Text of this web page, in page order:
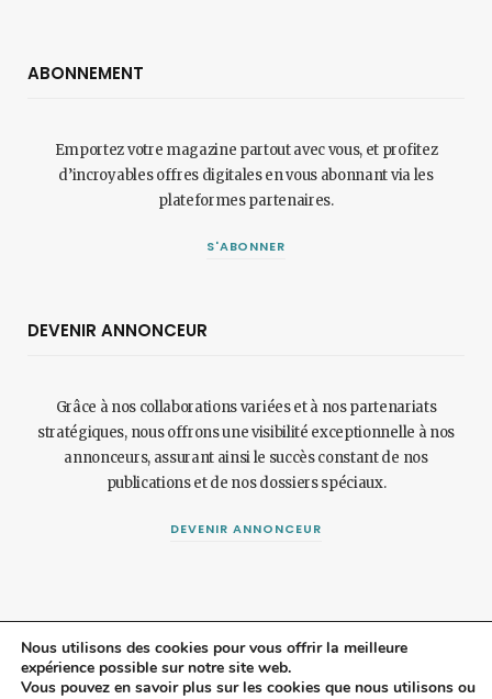
ABONNEMENT
Emportez votre magazine partout avec vous, et profitez
d’incroyables offres digitales en vous abonnant via les
plateformes partenaires.
S'ABONNER
DEVENIR ANNONCEUR
Grâce à nos collaborations variées et à nos partenariats
stratégiques, nous offrons une visibilité exceptionnelle à nos
annonceurs, assurant ainsi le succès constant de nos
publications et de nos dossiers spéciaux.
DEVENIR ANNONCEUR
© 2024 Maisonetjardinmagazine.fr. Mentions légalesetpolitique de
Nous utilisons des cookies pour vous offrir la meilleure
expérience possible sur notre site web.
Vous pouvez en savoir plus sur les cookies que nous utilisons ou